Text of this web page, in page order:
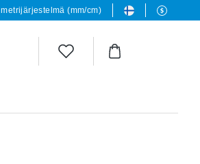
metrijärjestelmä (mm/cm)